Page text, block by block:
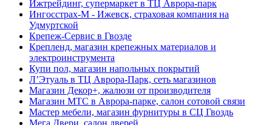
Ижтрейдинг, супермаркет в ТЦ Аврора-парк
Ингосстрах-М - Ижевск, страховая компания на
Удмуртской
Крепеж-Сервис в Гвозде
Крепленд, магазин крепежных материалов и
электроинструмента
Купи пол, магазин напольных покрытий
Л’Этуаль в ТЦ Аврора-Парк, сеть магазинов
Магазин Декор+, жалюзи от производителя
Магазин МТС в Аврора-парке, салон сотовой связи
Мастер мебели, магазин фурнитуры в СЦ Гвоздь